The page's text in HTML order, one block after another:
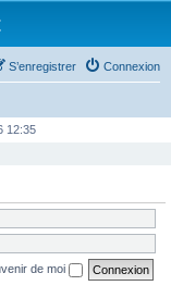
Connexion
S’enregistrer
12:35
de moi